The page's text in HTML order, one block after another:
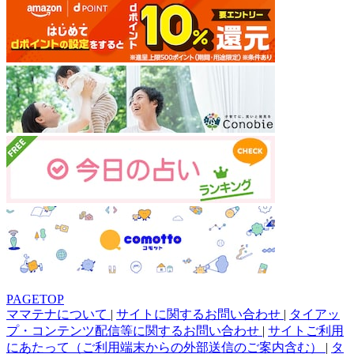
PAGETOP
ママテナについて | サイトに関するお問い合わせ | タイアッ
プ・コンテンツ配信等に関するお問い合わせ | サイトご利用
にあたって（ご利用端末からの外部送信のご案内含む） | タ